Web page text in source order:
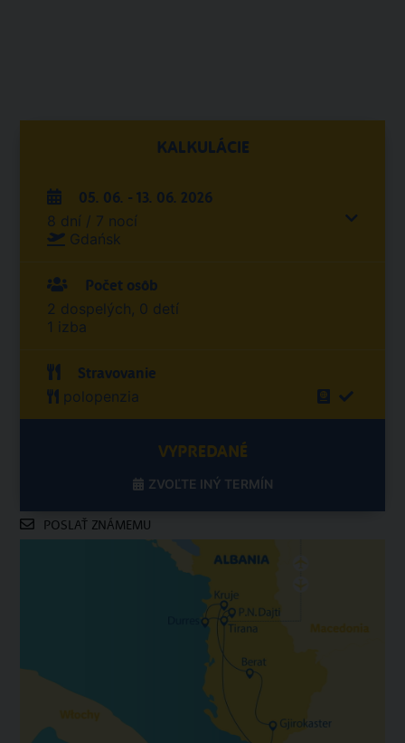
KALKULÁCIE
05. 06. - 13. 06. 2026
8 dní / 7 nocí
Gdańsk
Počet osôb
2 dospelých, 0 detí
1 izba
Stravovanie
polopenzia
VYPREDANÉ
ZVOĽTE INÝ TERMÍN
POSLAŤ ZNÁMEMU